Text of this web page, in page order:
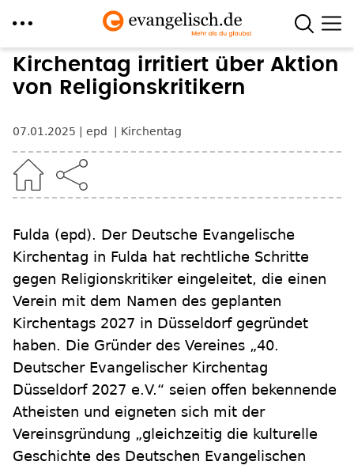
Direkt
zum
Kirchentag irritiert über Aktion
von Religionskritikern
07.01.2025 epd Kirchentag
Fulda (epd). Der Deutsche Evangelische
Kirchentag in Fulda hat rechtliche Schritte
gegen Religionskritiker eingeleitet, die einen
Verein mit dem Namen des geplanten
Kirchentags 2027 in Düsseldorf gegründet
haben. Die Gründer des Vereines „40.
Deutscher Evangelischer Kirchentag
Düsseldorf 2027 e.V.“ seien offen bekennende
Atheisten und eigneten sich mit der
Vereinsgründung „gleichzeitig die kulturelle
Geschichte des Deutschen Evangelischen